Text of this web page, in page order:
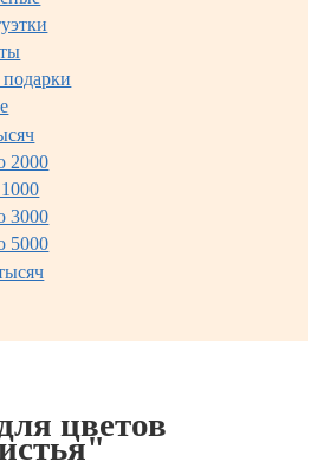
2000
3000
5000
цветов